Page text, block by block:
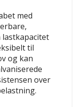
med
lastkapacitet
til
og kan
over